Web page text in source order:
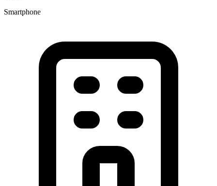
Smartphone